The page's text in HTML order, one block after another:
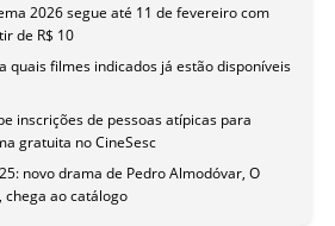
2026 segue até 11 de fevereiro com
de R$ 10
quais filmes indicados já estão disponíveis
inscrições de pessoas atípicas para
gratuita no CineSesc
novo drama de Pedro Almodóvar, O
chega ao catálogo